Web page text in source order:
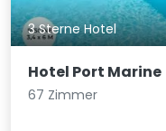
3 Sterne Hotel
Hotel Port Marine
67 Zimmer